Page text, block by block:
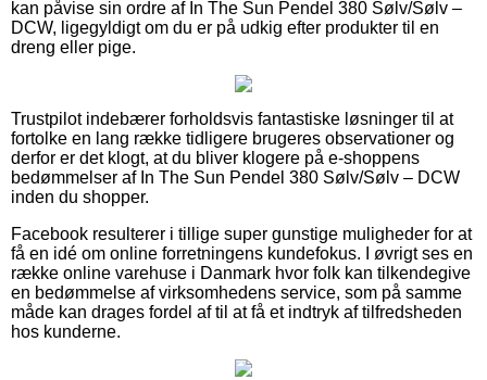
kan påvise sin ordre af In The Sun Pendel 380 Sølv/Sølv –
DCW, ligegyldigt om du er på udkig efter produkter til en
dreng eller pige.
Trustpilot indebærer forholdsvis fantastiske løsninger til at
fortolke en lang række tidligere brugeres observationer og
derfor er det klogt, at du bliver klogere på e-shoppens
bedømmelser af In The Sun Pendel 380 Sølv/Sølv – DCW
inden du shopper.
Facebook resulterer i tillige super gunstige muligheder for at
få en idé om online forretningens kundefokus. I øvrigt ses en
række online varehuse i Danmark hvor folk kan tilkendegive
en bedømmelse af virksomhedens service, som på samme
måde kan drages fordel af til at få et indtryk af tilfredsheden
hos kunderne.